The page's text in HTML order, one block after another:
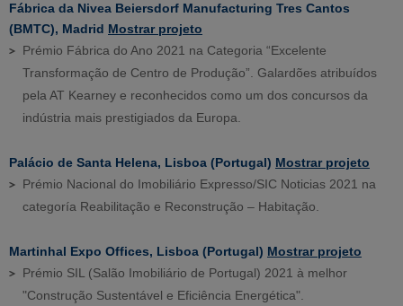
Fábrica da Nivea Beiersdorf Manufacturing Tres Cantos
(BMTC), Madrid Mostrar projeto
Prémio Fábrica do Ano 2021 na Categoria “Excelente
Transformação de Centro de Produção”. Galardões atribuídos
pela AT Kearney e reconhecidos como um dos concursos da
indústria mais prestigiados da Europa.
Palácio de Santa Helena, Lisboa (Portugal) Mostrar projeto
Prémio Nacional do Imobiliário Expresso/SIC Noticias 2021 na
categoría Reabilitação e Reconstrução – Habitação.
Martinhal Expo Offices, Lisboa (Portugal) Mostrar projeto
Prémio SIL (Salão Imobiliário de Portugal) 2021 à melhor
"Construção Sustentável e Eficiência Energética".